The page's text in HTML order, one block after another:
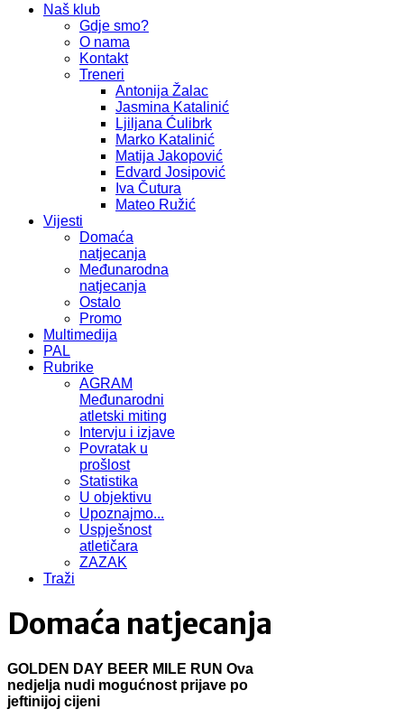
Naš klub
Gdje smo?
O nama
Kontakt
Treneri
Antonija Žalac
Jasmina Katalinić
Ljiljana Ćulibrk
Marko Katalinić
Matija Jakopović
Edvard Josipović
Iva Čutura
Mateo Ružić
Vijesti
Domaća
natjecanja
Međunarodna
natjecanja
Ostalo
Promo
Multimedija
PAL
Rubrike
AGRAM
Međunarodni
atletski miting
Intervju i izjave
Povratak u
prošlost
Statistika
U objektivu
Upoznajmo...
Uspješnost
atletičara
ZAZAK
Traži
Domaća natjecanja
GOLDEN DAY BEER MILE RUN Ova
nedjelja nudi mogućnost prijave po
jeftinijoj cijeni